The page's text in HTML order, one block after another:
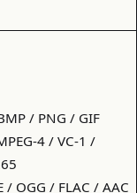
/ PNG / GIF
4 / VC-1 /
OGG / FLAC / AAC